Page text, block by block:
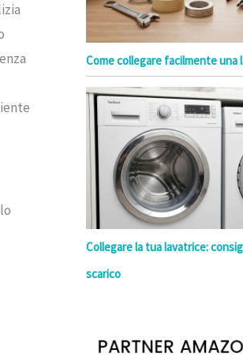
Come collegare facilmente una
Collegare la tua lavatrice:
scarico